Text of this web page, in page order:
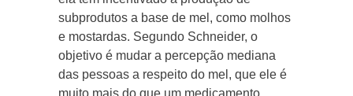
subprodutos a base de mel, como molhos
e mostardas. Segundo Schneider, o
objetivo é mudar a percepção mediana
das pessoas a respeito do mel, que ele é
muito mais do que um medicamento